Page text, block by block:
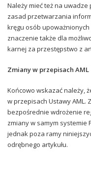
Należy mieć też na
zasad przetwarzania
kręgu osób
znaczenie także dla
karnej za przestępstwo z
Zmiany w przepisach AML
Końcowo wskazać należy,
w przepisach Ustawy AML.
bezpośrednie wdrożenie
zmiany w samym systemie
jednak poza ramy
odrębnego artykułu.